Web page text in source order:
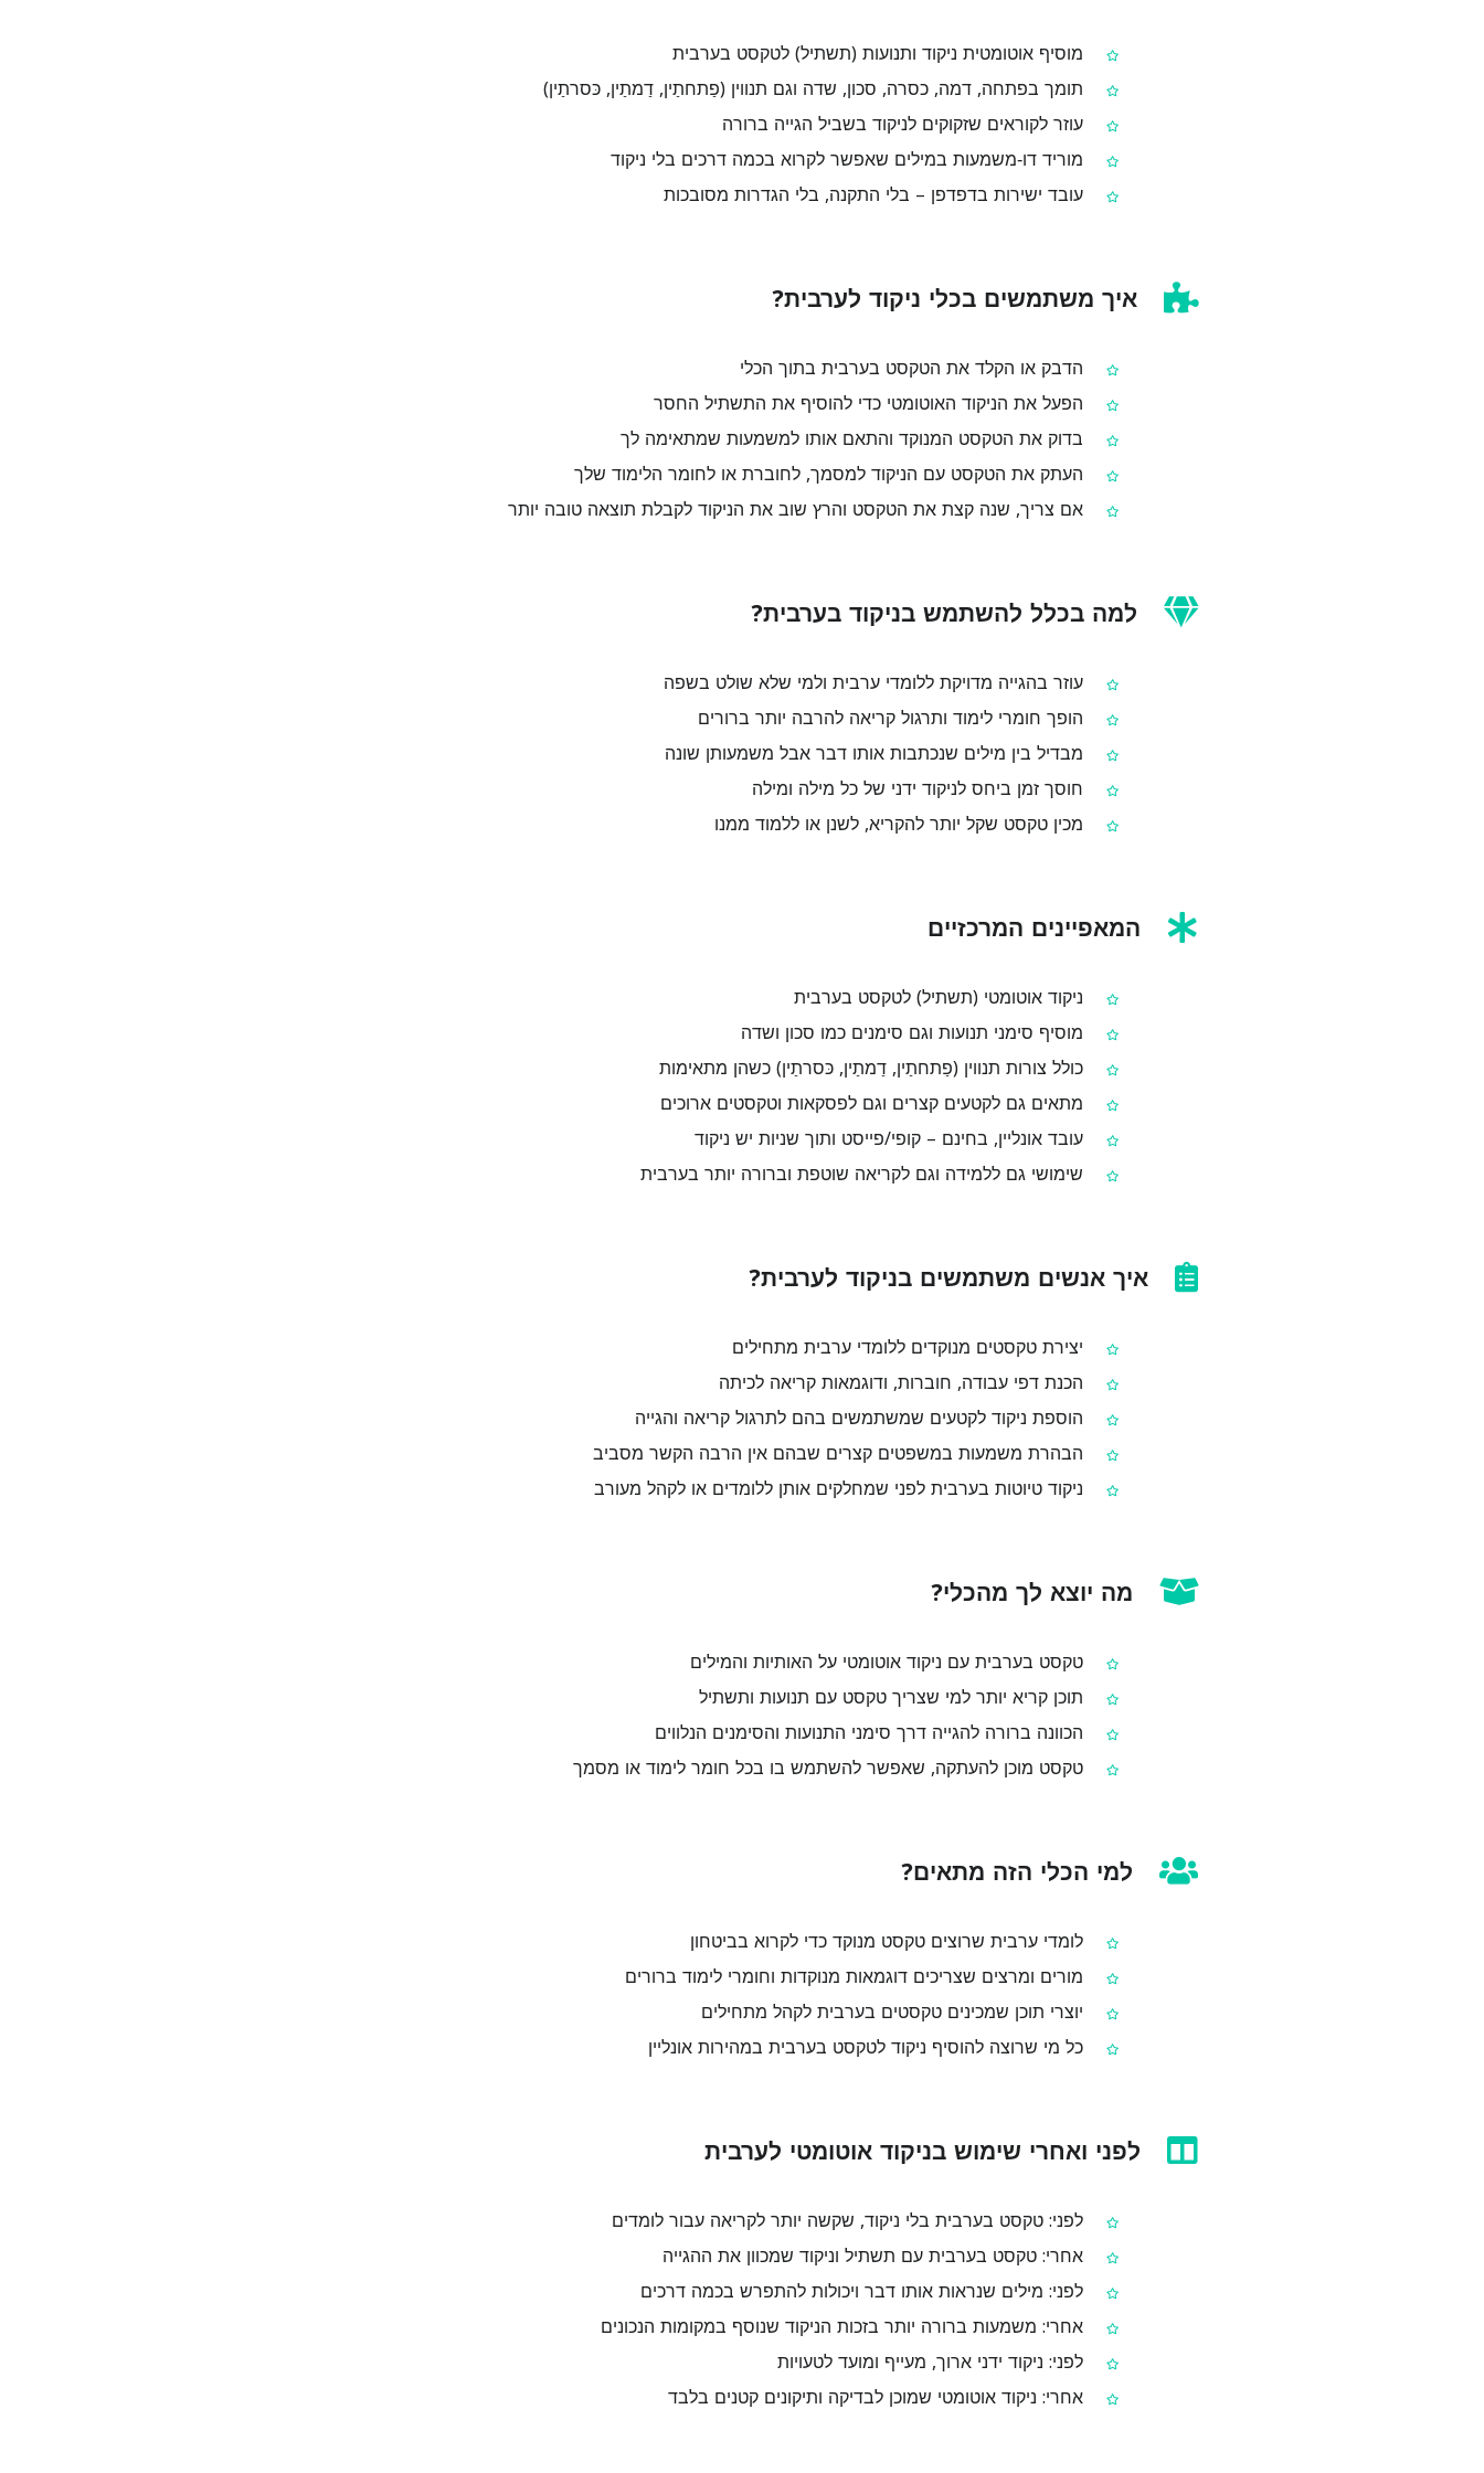
מוסיף אוטומטית ניקוד ותנועות (תשתיל) לטקסט בערבית
תומך בפתחה, דמה, כסרה, סכון, שדה וגם תנווין (פַתחתַין, דַמתַין, כּסרתַין)
עוזר לקוראים שזקוקים לניקוד בשביל הגייה ברורה
מוריד דו‑משמעות במילים שאפשר לקרוא בכמה דרכים בלי ניקוד
עובד ישירות בדפדפן – בלי התקנה, בלי הגדרות מסובכות
איך משתמשים בכלי ניקוד לערבית?
הדבק או הקלד את הטקסט בערבית בתוך הכלי
הפעל את הניקוד האוטומטי כדי להוסיף את התשתיל החסר
בדוק את הטקסט המנוקד והתאם אותו למשמעות שמתאימה לך
העתק את הטקסט עם הניקוד למסמך, לחוברת או לחומר הלימוד שלך
אם צריך, שנה קצת את הטקסט והרץ שוב את הניקוד לקבלת תוצאה טובה יותר
למה בכלל להשתמש בניקוד בערבית?
עוזר בהגייה מדויקת ללומדי ערבית ולמי שלא שולט בשפה
הופך חומרי לימוד ותרגול קריאה להרבה יותר ברורים
מבדיל בין מילים שנכתבות אותו דבר אבל משמעותן שונה
חוסך זמן ביחס לניקוד ידני של כל מילה ומילה
מכין טקסט שקל יותר להקריא, לשנן או ללמוד ממנו
המאפיינים המרכזיים
ניקוד אוטומטי (תשתיל) לטקסט בערבית
מוסיף סימני תנועות וגם סימנים כמו סכון ושדה
כולל צורות תנווין (פַתחתַין, דַמתַין, כּסרתַין) כשהן מתאימות
מתאים גם לקטעים קצרים וגם לפסקאות וטקסטים ארוכים
עובד אונליין, בחינם – קופי/פייסט ותוך שניות יש ניקוד
שימושי גם ללמידה וגם לקריאה שוטפת וברורה יותר בערבית
איך אנשים משתמשים בניקוד לערבית?
יצירת טקסטים מנוקדים ללומדי ערבית מתחילים
הכנת דפי עבודה, חוברות, ודוגמאות קריאה לכיתה
הוספת ניקוד לקטעים שמשתמשים בהם לתרגול קריאה והגייה
הבהרת משמעות במשפטים קצרים שבהם אין הרבה הקשר מסביב
ניקוד טיוטות בערבית לפני שמחלקים אותן ללומדים או לקהל מעורב
מה יוצא לך מהכלי?
טקסט בערבית עם ניקוד אוטומטי על האותיות והמילים
תוכן קריא יותר למי שצריך טקסט עם תנועות ותשתיל
הכוונה ברורה להגייה דרך סימני התנועות והסימנים הנלווים
טקסט מוכן להעתקה, שאפשר להשתמש בו בכל חומר לימוד או מסמך
למי הכלי הזה מתאים?
לומדי ערבית שרוצים טקסט מנוקד כדי לקרוא בביטחון
מורים ומרצים שצריכים דוגמאות מנוקדות וחומרי לימוד ברורים
יוצרי תוכן שמכינים טקסטים בערבית לקהל מתחילים
כל מי שרוצה להוסיף ניקוד לטקסט בערבית במהירות אונליין
לפני ואחרי שימוש בניקוד אוטומטי לערבית
לפני: טקסט בערבית בלי ניקוד, שקשה יותר לקריאה עבור לומדים
אחרי: טקסט בערבית עם תשתיל וניקוד שמכוון את ההגייה
לפני: מילים שנראות אותו דבר ויכולות להתפרש בכמה דרכים
אחרי: משמעות ברורה יותר בזכות הניקוד שנוסף במקומות הנכונים
לפני: ניקוד ידני ארוך, מעייף ומועד לטעויות
אחרי: ניקוד אוטומטי שמוכן לבדיקה ותיקונים קטנים בלבד